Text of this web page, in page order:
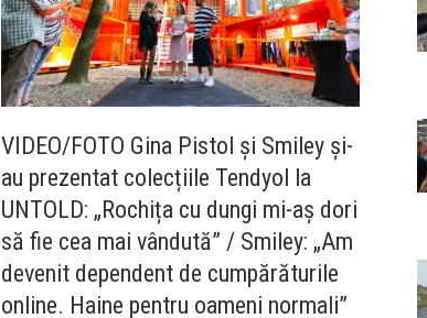
VIDEO/FOTO Gina Pistol și Smiley și-
au prezentat colecțiile Tendyol la
UNTOLD: „Rochița cu dungi mi-aș dori
să fie cea mai vândută” / Smiley: „Am
devenit dependent de cumpărăturile
online. Haine pentru oameni normali”